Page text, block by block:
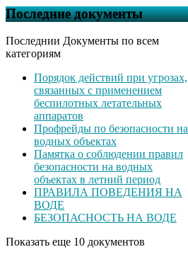
Последние документы
Последнии Документы по всем
категориям
Порядок действий при угрозах,
связанных с применением
беспилотных летательных
аппаратов
Профрейды по безопасности на
водных объектах
Памятка о соблюдении правил
безопасности на водных
объектах в летний период
ПРАВИЛА ПОВЕДЕНИЯ НА
ВОДЕ
БЕЗОПАСНОСТЬ НА ВОДЕ
Показать еще 10 документов